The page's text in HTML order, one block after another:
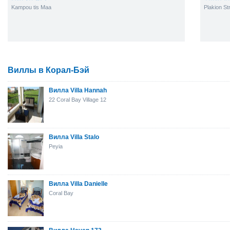
Kampou tis Maa Plakion
Виллы в Корал-Бэй
Вилла Villa Hannah
22 Coral Bay Village 12
Вилла Villa Stalo
Peyia
Вилла Villa Danielle
Coral Bay